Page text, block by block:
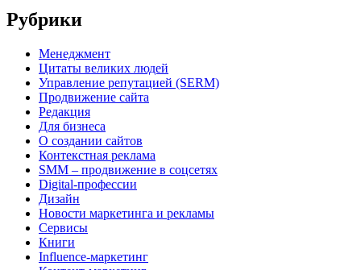
Рубрики
Менеджмент
Цитаты великих людей
Управление репутацией (SERM)
Продвижение сайта
Редакция
Для бизнеса
О создании сайтов
Контекстная реклама
SMM – продвижение в соцсетях
Digital-профессии
Дизайн
Новости маркетинга и рекламы
Сервисы
Книги
Influence-маркетинг